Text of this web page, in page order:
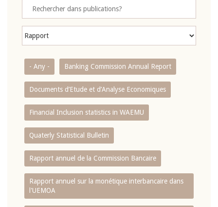
- Any - Banking Commission Annual Report
Documents d’Etude et d’Analyse Economiques
Financial Inclusion statistics in WAEMU
Quaterly Statistical Bulletin
Rapport annuel de la Commission Bancaire
Rapport annuel sur la monétique interbancaire dans
l'UEMOA